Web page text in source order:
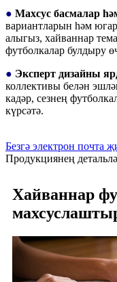
● Махсус басмалар
вариантларын һәм
алыгыз, хайваннар
футболкалар булдыру
● Эксперт дизайны
коллективы белән
кадәр, сезнең
күрсәтә.
Безгә электрон почта
Продукциянең
Хайваннар